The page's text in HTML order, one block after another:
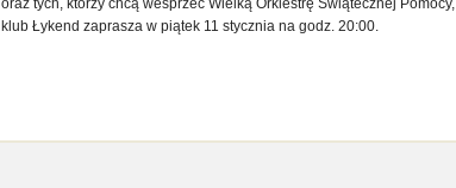
oraz tych, którzy chcą wesprzeć Wielką Orkiestrę Świątecznej Pomocy,
klub Łykend zaprasza w piątek 11 stycznia na godz. 20:00.